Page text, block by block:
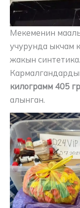
Мекеменин
учурунда ыкчам
жакын
килограмм 405
алынган.